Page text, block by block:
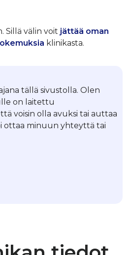
Sillä välin voit jättää oman
klinikasta.
tällä sivustolla. Olen
on laitettu
voisin olla avuksi tai auttaa
ottaa minuun yhteyttä tai